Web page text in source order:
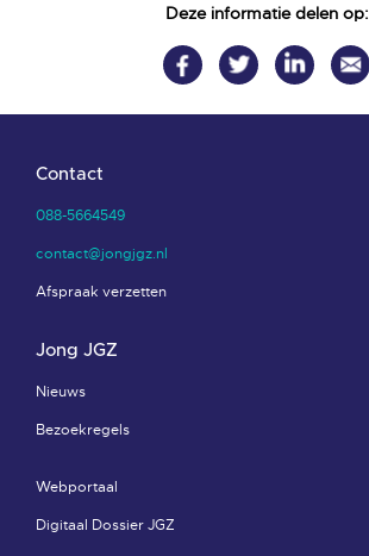
Deze informatie delen op:
Contact
088-5664549
contact@jongjgz.nl
Afspraak verzetten
Jong JGZ
Nieuws
Bezoekregels
Webportaal
Digitaal Dossier JGZ